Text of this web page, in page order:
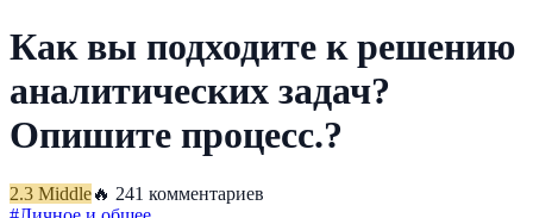
Как вы подходите к решению
аналитических задач?
Опишите процесс.?
2.3 Middle🔥 241 комментариев